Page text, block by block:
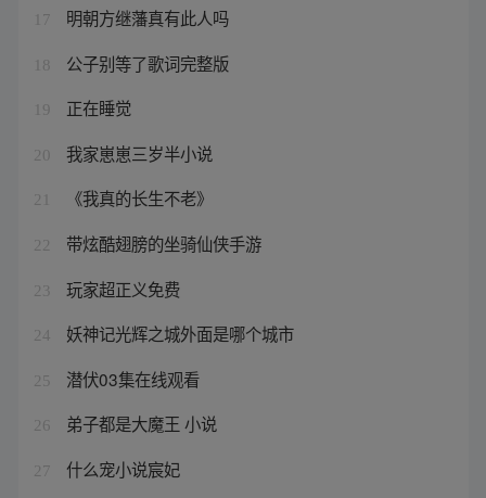
17 明朝方继藩真有此人吗
18 公子别等了歌词完整版
19 正在睡觉
20 我家崽崽三岁半小说
21 《我真的长生不老》
22 带炫酷翅膀的坐骑仙侠手游
23 玩家超正义免费
24 妖神记光辉之城外面是哪个城市
25 潜伏03集在线观看
26 弟子都是大魔王 小说
27 什么宠小说宸妃